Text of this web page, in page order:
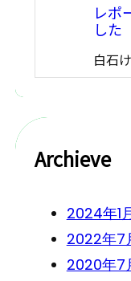
レポ
した
白石
Archieve
2024年1
2022年7
2020年7